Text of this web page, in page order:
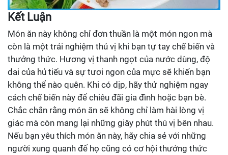
Kết Luận
Món ăn này không chỉ đơn thuần là một món ngon mà
còn là một trải nghiệm thú vị khi bạn tự tay chế biến và
thưởng thức. Hương vị thanh ngọt của nước dùng, độ
dai của hủ tiếu và sự tươi ngon của mực sẽ khiến bạn
không thể nào quên. Khi có dịp, hãy thử nghiệm ngay
cách chế biến này để chiêu đãi gia đình hoặc bạn bè.
Chắc chắn rằng món ăn sẽ không chỉ làm hài lòng vị
giác mà còn mang lại những giây phút thú vị bên nhau.
Nếu bạn yêu thích món ăn này, hãy chia sẻ với những
người xung quanh để họ cũng có cơ hội thưởng thức